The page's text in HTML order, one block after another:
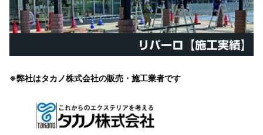
※弊社はタカノ株式会社の販売・施工業者です